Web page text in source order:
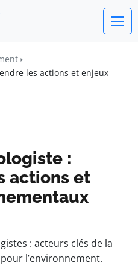
les actions et enjeux
:
actions et
: acteurs clés de la
l’environnement.